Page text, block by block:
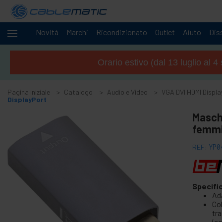
Novità Marchi Ricondizionato Outlet Aiuto
Cavi +
Racks
server
Audio
Accessori di audio e video
CCTV Camera e accessórios
+
Schermi Proiezione
Computer e TV stand
Orario estivo (dal 13 luglio al
Pagina iniziale Catalogo Audio e Video VGA DVI HDMI
DisplayPort
REF: